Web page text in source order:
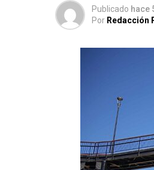
Publicado hace
Por Redacción